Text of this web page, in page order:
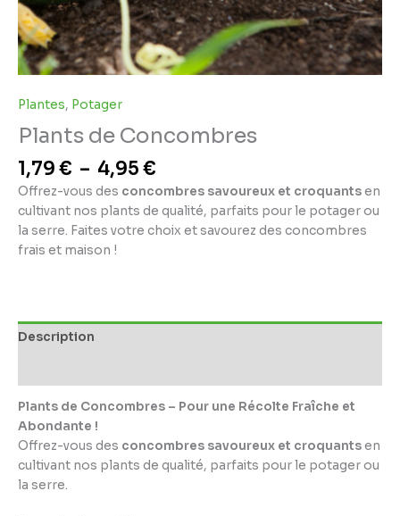
Plantes, Potager
Plants de Concombres
1,79€ – 4,95€
Offrez-vous des concombres savoureux et croquantsen
cultivant nos plants de qualité, parfaits pour le potager ou
la serre. Faites votre choix et savourez des concombres
frais et maison !
Description
Plants de Concombres – Pour une Récolte Fraîche et
Abondante !
Offrez-vous des concombres savoureux et croquantsen
cultivant nos plants de qualité, parfaits pour le potager ou
la serre.